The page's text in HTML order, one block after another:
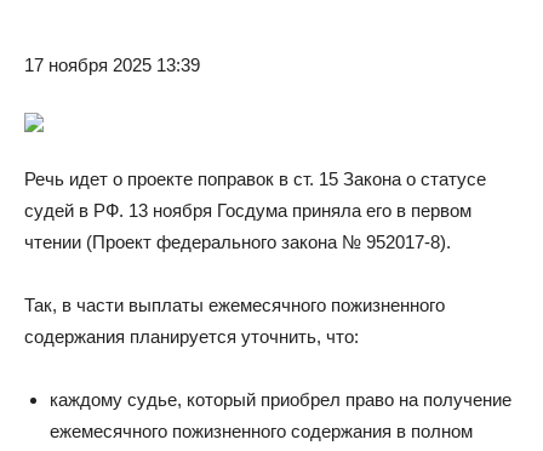
17 ноября 2025 13:39
Речь идет о проекте поправок в ст. 15 Закона о статусе
судей в РФ. 13 ноября Госдума приняла его в первом
чтении (Проект федерального закона № 952017-8).
Так, в части выплаты ежемесячного пожизненного
содержания планируется уточнить, что:
каждому судье, который приобрел право на получение
ежемесячного пожизненного содержания в полном